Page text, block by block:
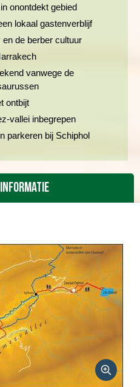
onontdekt gebied
lokaal gastenverblijf
de berber cultuur
vanwege de
ontbijt
vallei inbegrepen
parkeren bij Schiphol
prijs
informatie
video